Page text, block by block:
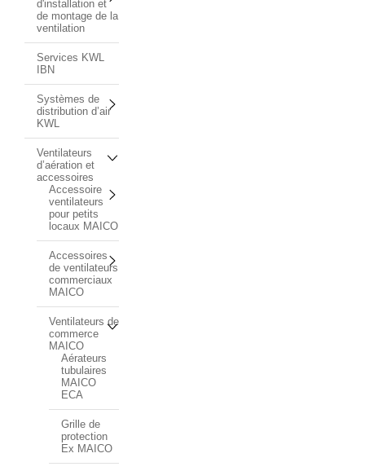
d'installation et
de montage de la
ventilation
Services KWL
IBN
Systèmes de
distribution d’air
KWL
Ventilateurs
d’aération et
accessoires
Accessoire
ventilateurs
pour petits
locaux MAICO
Accessoires
de ventilateurs
commerciaux
MAICO
Ventilateurs de
commerce
MAICO
Aérateurs
tubulaires
MAICO
ECA
Grille de
protection
Ex MAICO